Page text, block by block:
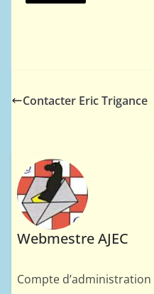
Contacter Eric Trigance
Webmestre AJEC
Compte